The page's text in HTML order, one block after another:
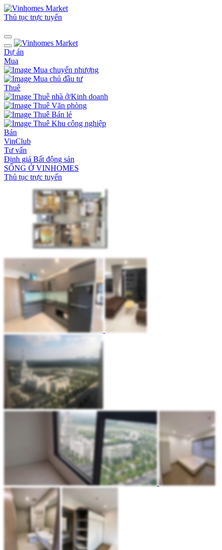
Thủ tục trực tuyến
Dự án
Mua
Mua chuyển nhượng
Mua chủ đầu tư
Thuê
Thuê nhà ở/Kinh doanh
Thuê Văn phòng
Thuê Bán lẻ
Thuê Khu công nghiệp
Bán
VinClub
Tư vấn
Định giá Bất động sản
SỐNG Ở VINHOMES
Thủ tục trực tuyến